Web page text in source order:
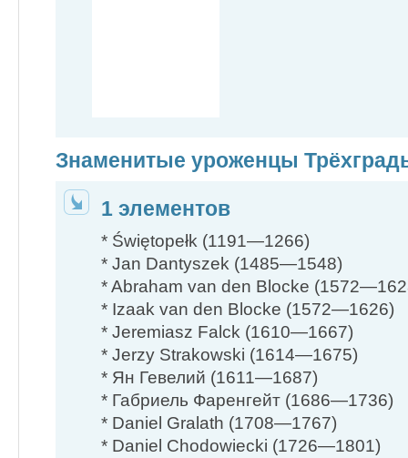
Знаменитые уроженцы
1 элементов
* Świętopełk (1191—1266)
* Jan Dantyszek (1485—1548)
* Abraham van den Blocke
* Izaak van den Blocke (1572—1626)
* Jeremiasz Falck (1610—1667)
* Jerzy Strakowski (1614—1675)
* Ян Гевелий (1611—1687)
* Габриель Фаренгейт (1686—1736)
* Daniel Gralath (1708—1767)
* Daniel Chodowiecki (1726—1801)